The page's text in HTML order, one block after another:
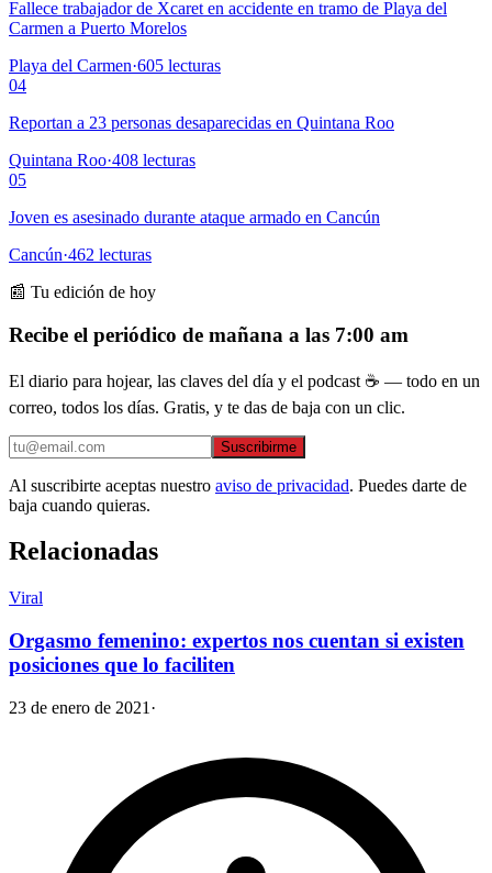
Fallece trabajador de Xcaret en accidente en tramo de Playa del
Carmen a Puerto Morelos
Playa del Carmen·605 lecturas
04
Reportan a 23 personas desaparecidas en Quintana Roo
Quintana Roo·408 lecturas
05
Joven es asesinado durante ataque armado en Cancún
Cancún·462 lecturas
📰 Tu edición de hoy
Recibe el periódico de mañana a las 7:00 am
El diario para hojear, las claves del día y el podcast ☕ — todo en un
correo, todos los días. Gratis, y te das de baja con un clic.
Suscribirme
Al suscribirte aceptas nuestro aviso de privacidad. Puedes darte de
baja cuando quieras.
Relacionadas
Viral
Orgasmo femenino: expertos nos cuentan si existen
posiciones que lo faciliten
23 de enero de 2021 ·